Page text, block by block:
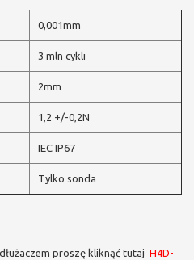
0,001mm
3 mln cykli
2mm
1,2 +/-0,2N
IEC IP67
Tylko sonda
proszę kliknąć tutaj H4D-